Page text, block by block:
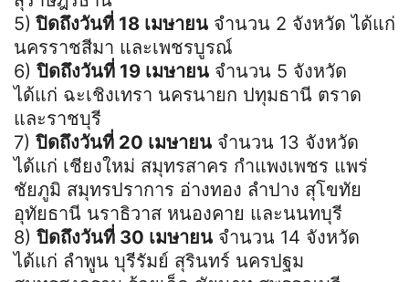
5) ปิดถึงวันที่ 18 เมษายน จำนวน 2 จังหวัด ได้แก่
นครราชสีมา และเพชรบูรณ์
6) ปิดถึงวันที่ 19 เมษายน จำนวน 5 จังหวัด
ได้แก่ ฉะเชิงเทรา นครนายก ปทุมธานี ตราด
และราชบุรี
7) ปิดถึงวันที่ 20 เมษายน จำนวน 13 จังหวัด
ได้แก่ เชียงใหม่ สมุทรสาคร กำแพงเพชร แพร่
ชัยภูมิ สมุทรปราการ อ่างทอง ลำปาง สุโขทัย
อุทัยธานี นราธิวาส หนองคาย และนนทบุรี
8) ปิดถึงวันที่ 30 เมษายน จำนวน 14 จังหวัด
ได้แก่ ลำพูน บุรีรัมย์ สุรินทร์ นครปฐม